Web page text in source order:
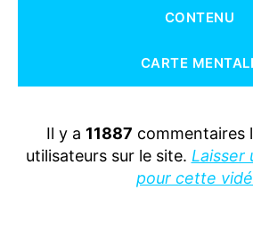
CONTENU
CARTE
Il y a 11887 commentaires
utilisateurs sur le site. Laisser
pour cette